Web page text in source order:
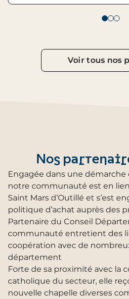
Voir tous nos
Nos
Engagée dans une démarche
notre communauté est en
Saint Mars d’Outillé et s’est
politique d’achat auprès des
Partenaire du Conseil
communauté entretient des
coopération avec de
département
Forte de sa proximité avec la
catholique du secteur, elle
nouvelle chapelle diverses